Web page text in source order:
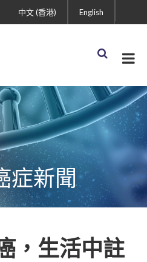
English
中文 (香港)
症新聞
，生活中註